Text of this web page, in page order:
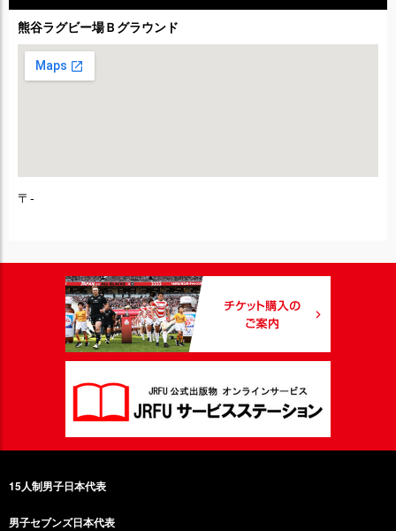
熊谷ラグビー場Ｂグラウンド
〒-
15人制男子日本代表
男子セブンズ日本代表